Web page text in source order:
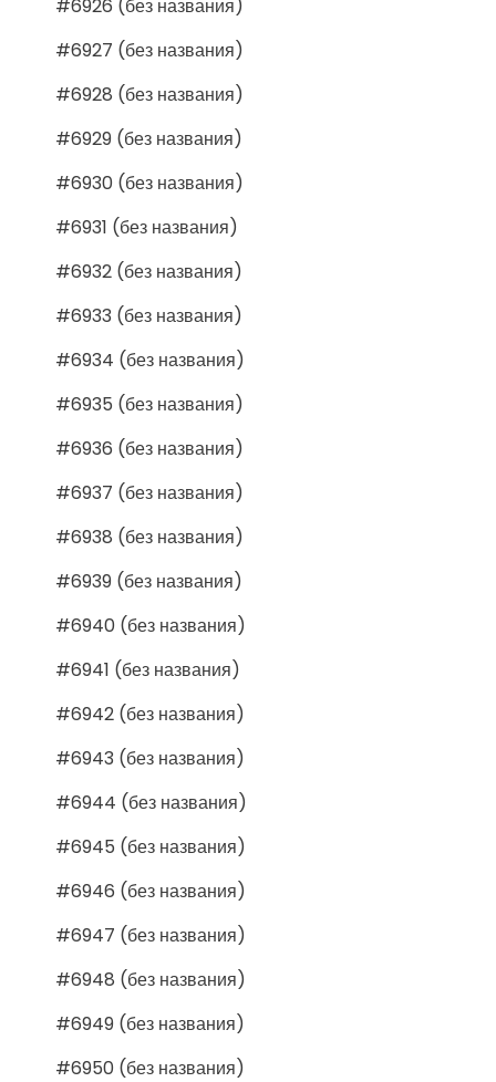
#6926 (без названия)
#6927 (без названия)
#6928 (без названия)
#6929 (без названия)
#6930 (без названия)
#6931 (без названия)
#6932 (без названия)
#6933 (без названия)
#6934 (без названия)
#6935 (без названия)
#6936 (без названия)
#6937 (без названия)
#6938 (без названия)
#6939 (без названия)
#6940 (без названия)
#6941 (без названия)
#6942 (без названия)
#6943 (без названия)
#6944 (без названия)
#6945 (без названия)
#6946 (без названия)
#6947 (без названия)
#6948 (без названия)
#6949 (без названия)
#6950 (без названия)